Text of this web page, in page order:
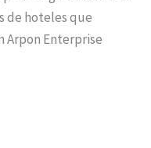
de hoteles que
Arpon Enterprise